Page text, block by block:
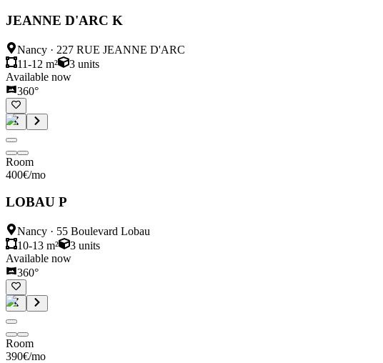
JEANNE D'ARC K
Nancy · 227 RUE JEANNE D'ARC
11-12 m²
3 units
Available now
360°
Room
400€/mo
LOBAU P
Nancy · 55 Boulevard Lobau
10-13 m²
3 units
Available now
360°
Room
390€/mo